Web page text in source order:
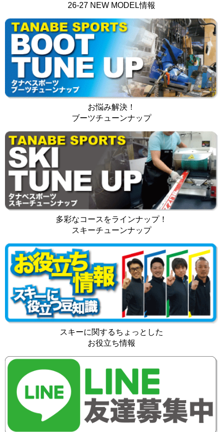
26-27 NEW MODEL情報
お悩み解決！
ブーツチューンナップ
多彩なコースをラインナップ！
スキーチューンナップ
スキーに関するちょっとした
お役立ち情報